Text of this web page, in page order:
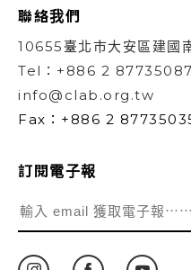
聯絡我們
10655臺北市大安區建國
Tel：+886 2 87735087
info@clab.org.tw
Fax：+886 2
訂閱電子報